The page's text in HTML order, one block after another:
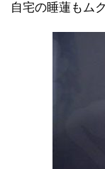
自宅の睡蓮もム